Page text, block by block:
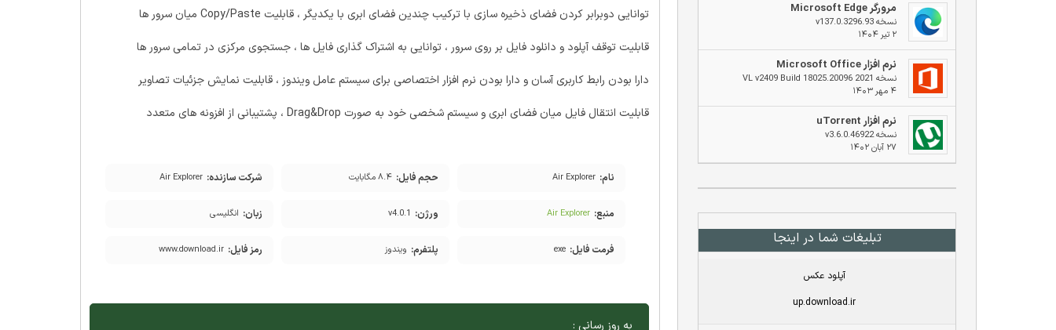
مرورگر Microsoft Edge
نسخه v137.0.3296.93
۲ تیر ۱۴۰۴
نرم افزار Microsoft Office
نسخه 2021 VL v2409 Build 18025.20096
۴ مهر ۱۴۰۳
نرم افزار uTorrent
نسخه v3.6.0.46922
۲۷ آبان ۱۴۰۲
تبلیغات شما در اینجا
آپلود عکس
up.download.ir
توانایی دوبرابر کردن فضای ذخیره سازی با ترکیب چندین فضای ابری با یکدیگر ، قابلیت Copy/Paste میان سرور ها
قابلیت توقف آپلود و دانلود فایل بر روی سرور ، توانایی به اشتراک گذاری فایل ها ، جستجوی مرکزی در تمامی سرور ها
دارا بودن رابط کاربری آسان و دارا بودن نرم افزار اختصاصی برای سیستم عامل ویندوز ، قابلیت نمایش جزئیات تصاویر
قابلیت انتقال فایل میان فضای ابری و سیستم شخصی خود به صورت Drag&Drop ، پشتیبانی از افزونه های متعدد
نام: Air Explorer حجم فایل: ۸.۴ مگابایت شرکت سازنده: Air Explorer
منبع: Air Explorer ورژن: v4.0.1 زبان: انگلیسی
فرمت فایل: exe پلتفرم: ویندوز رمز فایل: www.download.ir
به روز رسانی :